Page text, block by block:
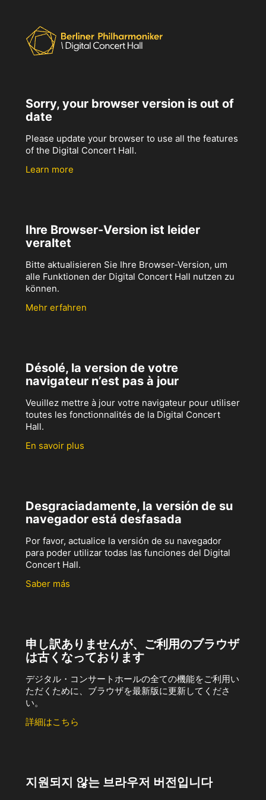
Sorry, your browser version is out of
date
Please update your browser to use all the features
of the Digital Concert Hall.
Learn more
Ihre Browser-Version ist leider
veraltet
Bitte aktualisieren Sie Ihre Browser-Version, um
alle Funktionen der Digital Concert Hall nutzen zu
können.
Mehr erfahren
Désolé, la version de votre
navigateur n’est pas à jour
Veuillez mettre à jour votre navigateur pour utiliser
toutes les fonctionnalités de la Digital Concert
Hall.
En savoir plus
Desgraciadamente, la versión de su
navegador está desfasada
Por favor, actualice la versión de su navegador
para poder utilizar todas las funciones del Digital
Concert Hall.
Saber más
申し訳ありませんが、ご利用のブラウザ
は古くなっております
デジタル・コンサートホールの全ての機能をご利用い
ただくために、ブラウザを最新版に更新してくださ
い。
詳細はこちら
지원되지 않는 브라우저 버전입니다